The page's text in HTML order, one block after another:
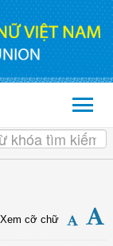
kết công tác Hội và
Xem cỡ chữ